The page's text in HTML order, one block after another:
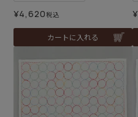
¥4,620税込
カートに入れる
¥